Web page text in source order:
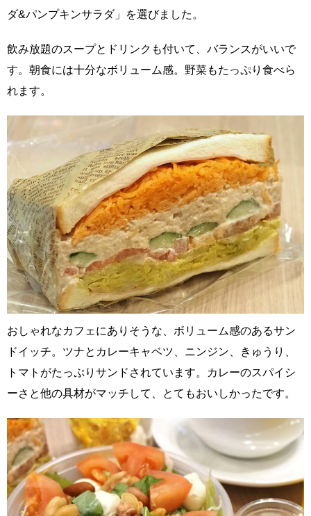
ダ&パンプキンサラダ」を選びました。
飲み放題のスープとドリンクも付いて、バランスがいいで
す。朝食には十分なボリューム感。野菜もたっぷり食べら
れます。
おしゃれなカフェにありそうな、ボリューム感のあるサン
ドイッチ。ツナとカレーキャベツ、ニンジン、きゅうり、
トマトがたっぷりサンドされています。カレーのスパイシ
ーさと他の具材がマッチして、とてもおいしかったです。